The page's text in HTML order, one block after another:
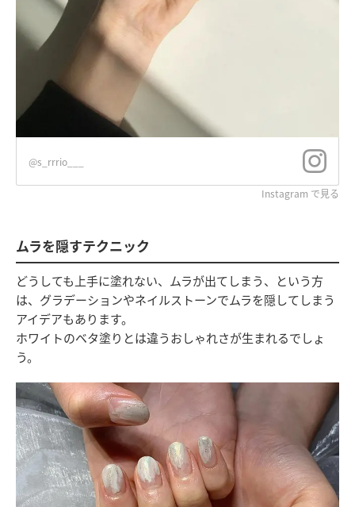
@s_rrrio___
Instagram で見る
ムラを隠すテクニック
どうしても上手に塗れない、ムラが出てしまう、という方
は、グラデーションやネイルストーンでムラを隠してしまう
アイデアもあります。
ホワイトのベタ塗りとは違うおしゃれさが生まれるでしょ
う。